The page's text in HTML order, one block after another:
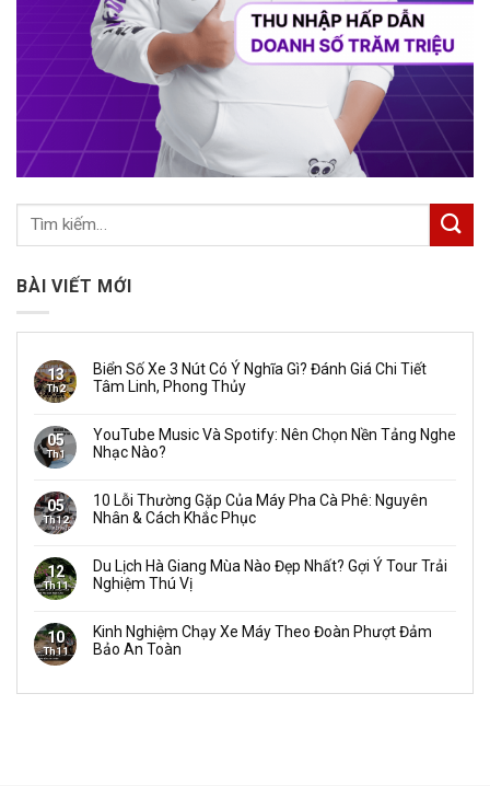
BÀI VIẾT MỚI
13
Th2
Biển Số Xe 3 Nút Có Ý Nghĩa Gì? Đánh Giá Chi Tiết
Tâm Linh, Phong Thủy
05
Th1
YouTube Music Và Spotify: Nên Chọn Nền Tảng Nghe
Nhạc Nào?
05
Th12
10 Lỗi Thường Gặp Của Máy Pha Cà Phê: Nguyên
Nhân & Cách Khắc Phục
12
Th11
Du Lịch Hà Giang Mùa Nào Đẹp Nhất? Gợi Ý Tour Trải
Nghiệm Thú Vị
10
Th11
Kinh Nghiệm Chạy Xe Máy Theo Đoàn Phượt Đảm
Bảo An Toàn